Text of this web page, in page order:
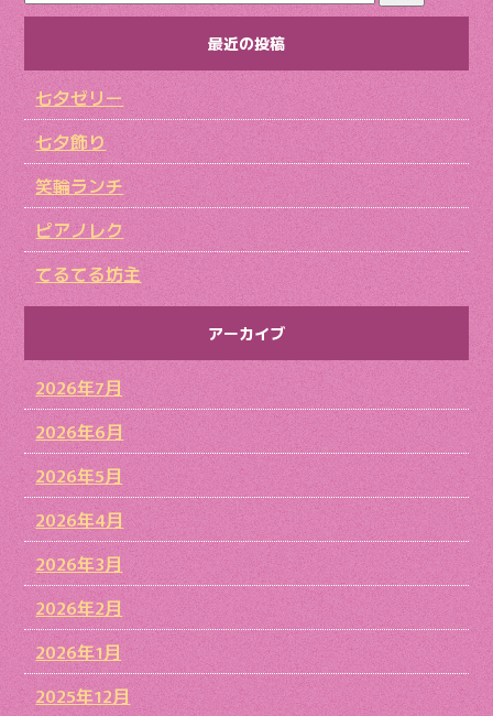
最近の投稿
七夕ゼリー
七夕飾り
笑輪ランチ
ピアノレク
てるてる坊主
アーカイブ
2026年7月
2026年6月
2026年5月
2026年4月
2026年3月
2026年2月
2026年1月
2025年12月